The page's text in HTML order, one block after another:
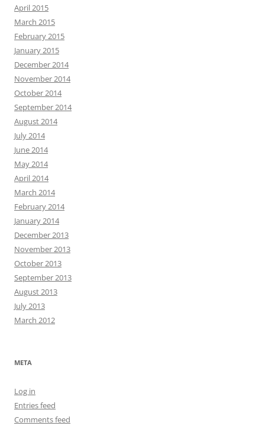
April 2015
March 2015
February 2015
January 2015
December 2014
November 2014
October 2014
September 2014
August 2014
July 2014
June 2014
May 2014
April 2014
March 2014
February 2014
January 2014
December 2013
November 2013
October 2013
September 2013
August 2013
July 2013
March 2012
META
Log in
Entries feed
Comments feed